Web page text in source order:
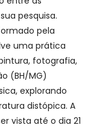
pesquisa.
pela
uma prática
fotografia,
(BH/MG)
explorando
distópica. A
vista até o dia 21